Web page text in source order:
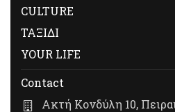
CULTURE
ΤΑΞΙΔΙ
YOUR LIFE
Contact
Ακτή Κονδύλη 10,